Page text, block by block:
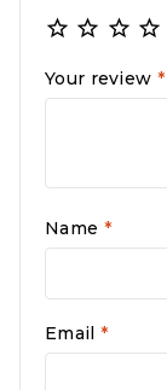
Your review *
Name *
Email *